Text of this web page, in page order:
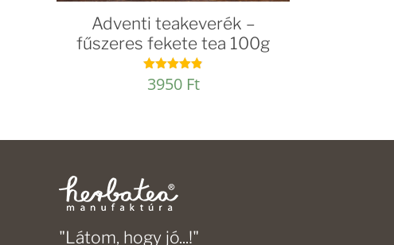
Adventi teakeverék –
fűszeres fekete tea 100g
Értékelés:
4.82
3950 Ft
"Látom, hogy jó...!"